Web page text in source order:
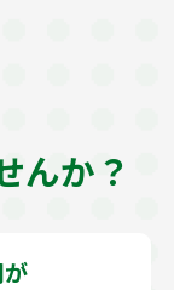
んか？